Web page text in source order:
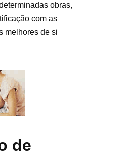
obras,
com as
melhores de si
de